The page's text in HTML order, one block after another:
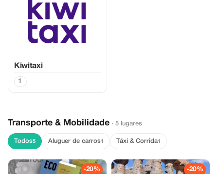
Kiwitaxi
1
Transporte & Mobilidade · 5 lugares
Todos5 Aluguer de carros1 Táxi & Corrida1
-20% -20%